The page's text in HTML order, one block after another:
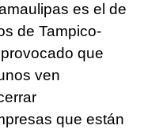
es el de
de Tampico-
que
ven
que están